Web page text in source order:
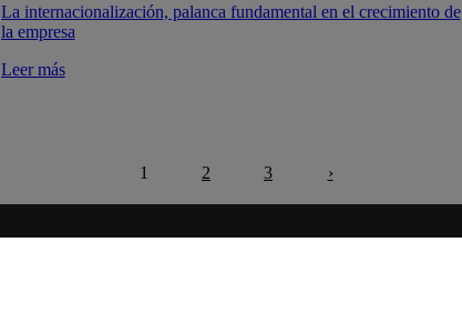
La internacionalización, palanca fundamental en el crecimiento de
la empresa
Leer más
1 2 3 ›
Siguiente